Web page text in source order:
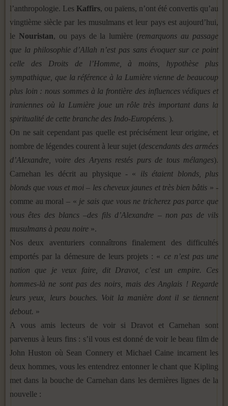
l’anthropologie. Les Kaffirs, ou païens, n’ont été convertis qu’au
vingtième siècle par les musulmans et leur pays est aujourd’hui,
le Nouristan, ou pays de la lumière (remarquons au passage
que la philosophie d’Allah n’est pas sans évoquer sur ce point
celle des Droits de l’Homme, à moins, hypothèse plus
sympathique, que la référence à la Lumière vienne de beaucoup
plus loin : nous sommes à la frontière des influences védiques et
iraniennes où la Lumière joue un rôle très important dans la
spiritualité de cette branche des Indo-Européens. ).
On ne sait cependant pas quelle est précisément leur origine, et
nombre de légendes courent à leur sujet (descendants des armées
d’Alexandre, voire des Aryens restés purs de tous mélanges).
Carnehan les décrit au physique - « ils étaient blonds, plus
blonds que vous et moi – les cheveux jaunes et très bien bâtis » -
comme au moral – « je sais que vous ne tricherez pas parce que
vous êtes des blancs –des fils d’Alexandre – non pas de vils
musulmans à peau noire ».
Nos deux aventuriers connaîtrons finalement des difficultés
emportés par la démesure de leurs projets : « ce n’est pas une
nation que je veux faire, dit Dravot, c’est un empire. Ces
hommes-là ne sont pas des noirs, mais des Anglais ! Regarde
leurs yeux, leurs bouches. Voit la manière dont il se tiennent
debout. »
A vous amis lecteurs de voir si Dravot et Carnehan sont
parvenus à leurs fins : s’il vous est donné de voir le beau film de
John Huston où Sean Connery et Michael Caine incarnent les
deux hommes, vous les entendrez entonner le chant que Kipling
met dans la bouche de Carnehan dans les dernières lignes de la
nouvelle :